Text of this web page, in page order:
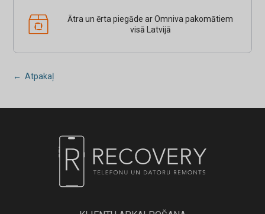
Ātra un ērta piegāde ar Omniva pakomātiem
visā Latvijā
← Atpakaļ